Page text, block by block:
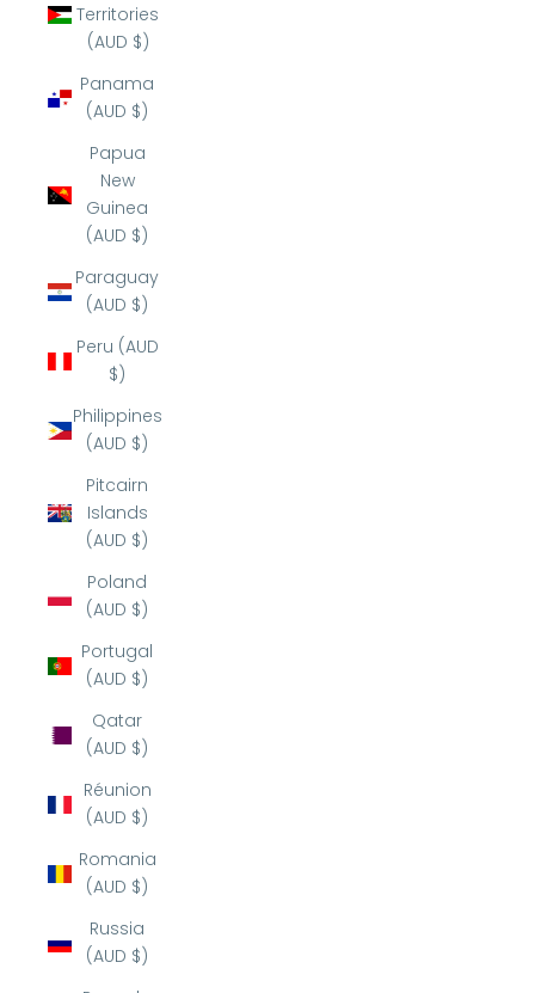
Territories
(AUD $)
Panama
(AUD $)
Papua
New
Guinea
(AUD $)
Paraguay
(AUD $)
Peru (AUD
$)
Philippines
(AUD $)
Pitcairn
Islands
(AUD $)
Poland
(AUD $)
Portugal
(AUD $)
Qatar
(AUD $)
Réunion
(AUD $)
Romania
(AUD $)
Russia
(AUD $)